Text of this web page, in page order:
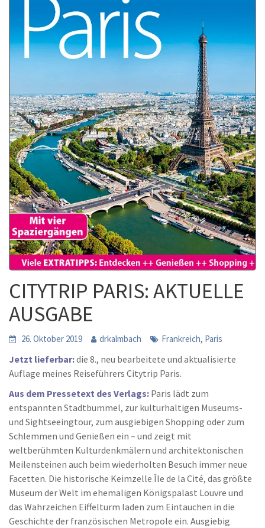
CITYTRIP PARIS: AKTUELLE
AUSGABE
26. Oktober 2019 drkalmbach Frankreich, Paris
Jetzt lieferbar:die 8., neu bearbeitete und aktualisierte
Auflage meines Reiseführers Citytrip Paris.
Aus dem Pressetext des Verlags: Paris lädt zum
entspannten Stadtbummel, zur kulturhaltigen Museums-
und Sightseeingtour, zum ausgiebigen Shopping oder zum
Schlemmen und Genießen ein – und zeigt mit
weltberühmten Kulturdenkmälern und architektonischen
Meilensteinen auch beim wiederholten Besuch immer neue
Facetten. Die historische Keimzelle Île de la Cité, das größte
Museum der Welt im ehemaligen Königspalast Louvre und
das Wahrzeichen Eiffelturm laden zum Eintauchen in die
Geschichte der französischen Metropole ein. Ausgiebig